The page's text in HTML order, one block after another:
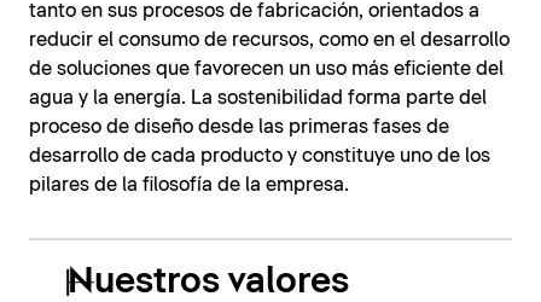
tanto en sus procesos de fabricación, orientados a
reducir el consumo de recursos, como en el desarrollo
de soluciones que favorecen un uso más eficiente del
agua y la energía. La sostenibilidad forma parte del
proceso de diseño desde las primeras fases de
desarrollo de cada producto y constituye uno de los
pilares de la filosofía de la empresa.
Nuestros valores